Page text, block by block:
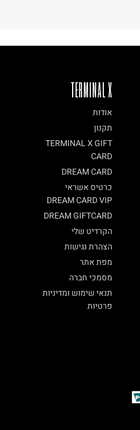
TERMINAL X
אודות
תקנון
TERMINAL X GIFT
CARD
DREAM CARD
כרטיס אשראי
DREAM CARD VIP
DREAM GIFTCARD
הקרדיט שלי
הצהרת נגישות
מפת אתר
מסמכי חברה
תנאי שימוש ומדיניות
פרטיות